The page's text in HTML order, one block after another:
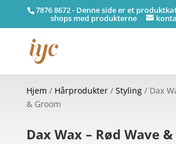
7876 8672 - Denne side er et
shops med produkterne
Hjem / Hårprodukter/ Styling/ Dax
& Groom
Dax Wax – Rød Wave